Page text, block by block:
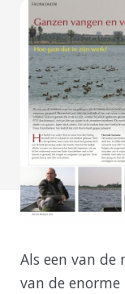
Als een van
van de enorme